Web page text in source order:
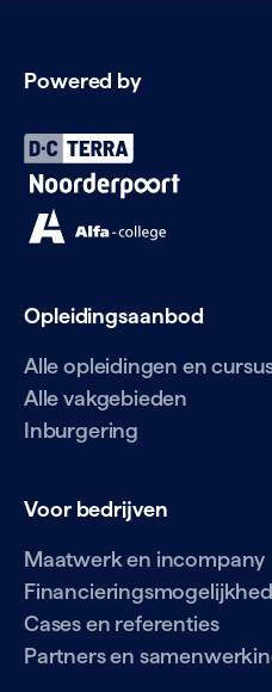
Powered by
Opleidingsaanbod
Alle opleidingen en
Alle vakgebieden
Inburgering
Voor bedrijven
Maatwerk en incompany
Cases en referenties
Partners en